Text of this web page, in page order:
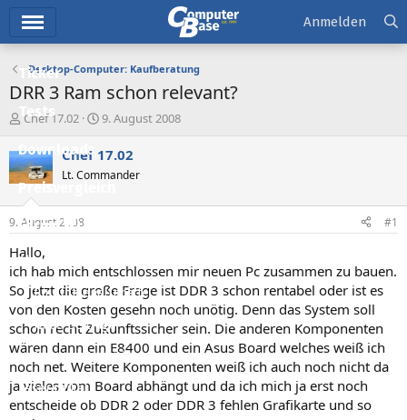
Ticker
Tests
Downloads
Preisvergleich
Forum
Aktuelles
Empfohlene Inhalte
Neue Beiträge
Neueste Aktivitäten
Leserartikel
Anmelden
Desktop-Computer: Kaufberatung
DRR 3 Ram schon relevant?
E
s
t
e
l
e
r
Chef 17.02
E
s
e
t
m
9. August 2008
Chef 17.02
Lt. Commander
9. August 2008 #1
Hallo,
ich hab mich entschlossen mir neuen Pc zusammen zu bauen.
So jetzt die große Frage ist DDR 3 schon rentabel oder ist es
von den Kosten gesehn noch unötig. Denn das System soll
schon recht Zukunftssicher sein. Die anderen Komponenten
wären dann ein E8400 und ein Asus Board welches weiß ich
noch net. Weitere Komponenten weiß ich auch noch nicht da
ja vieles vom Board abhängt und da ich mich ja erst noch
entscheide ob DDR 2 oder DDR 3 fehlen Grafikarte und so